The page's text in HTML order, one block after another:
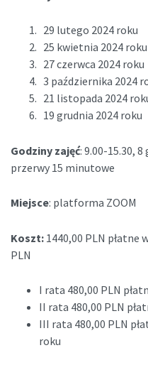
29 lutego 2024 roku
25 kwietnia 2024 roku
27 czerwca 2024 roku
3 października 2024
21 listopada 2024
19 grudnia 2024 roku
Godziny zajęć: 9.00-15.30,
przerwy 15 minutowe
Miejsce: platforma ZOOM
Koszt: 1440,00 PLN płatne
PLN
I rata 480,00 PLN
II rata 480,00 PLN
III rata 480,00 PLN
roku